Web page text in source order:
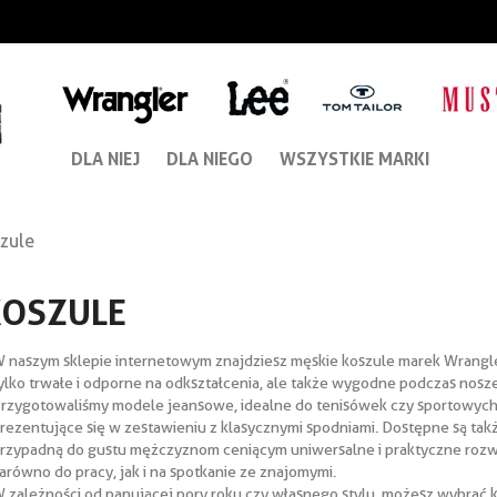
DLA NIEJ DLA NIEGO WSZYSTKIE MARKI
naszym sklepie internetowym znajdziesz męskie koszule marek
trwałe i odporne na odkształcenia, ale także wygodne podczas
modele jeansowe, idealne do tenisówek czy
się w zestawieniu z klasycznymi spodniami. Dostępne są
do gustu mężczyznom ceniącym uniwersalne i praktyczne
do pracy, jak i na spotkanie ze znajomymi.
zależności od panującej pory roku czy własnego stylu, możesz wybrać